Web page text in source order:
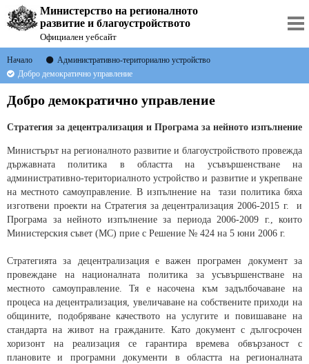
Министерство на регионалното
развитие и благоустройството
Официален уебсайт
Начало
Административно-териториално устройство
Добро демократично управление
Добро демократично управление
Стратегия за децентрализация и Програма за нейното изпълнение
Министърът на регионалното развитие и благоустройството провежда
държавната политика в областта на усъвършенстване на
административно-териториалното устройство и развитие и укрепване
на местното самоуправление. В изпълнение на тази политика бяха
изготвени проекти на Стратегия за децентрализация 2006-2015 г. и
Програма за нейното изпълнение за периода 2006-2009 г., които
Министерския съвет (МС) прие с Решение № 424 на 5 юни 2006 г.
Стратегията за децентрализация е важен програмен документ за
провеждане на националната политика за усъвършенстване на
местното самоуправление. Тя е насочена към задълбочаване на
процеса на децентрализация, увеличаване на собствените приходи на
общините, подобряване качеството на услугите и повишаване на
стандарта на живот на гражданите. Като документ с дългосрочен
хоризонт на реализация се гарантира времева обвързаност с
плановите и програмни документи в областта на регионалната